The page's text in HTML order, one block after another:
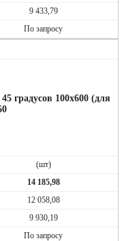
9 433,79
По запросу
градусов 100x600 (для
(шт)
14 185,98
12 058,08
9 930,19
По запросу